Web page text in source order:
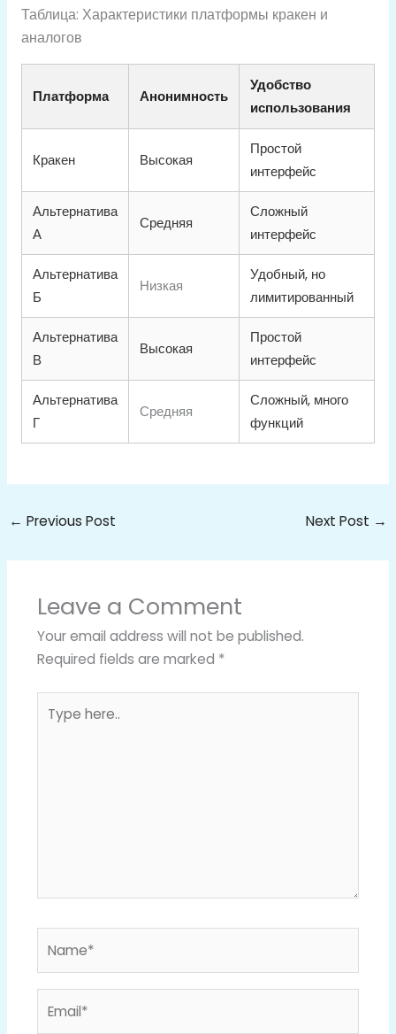
Таблица: Характеристики платформы кракен и
аналогов
Платформа Анонимность
Удобство
использования
Кракен Высокая
Простой
интерфейс
Альтернатива
А
Средняя
Сложный
интерфейс
Альтернатива
Б
Низкая
Удобный, но
лимитированный
Альтернатива
В
Высокая
Простой
интерфейс
Альтернатива
Г
Средняя
Сложный, много
функций
← Previous Post Next Post →
Leave a Comment
Your email address will not be published.
Required fields are marked *
here..